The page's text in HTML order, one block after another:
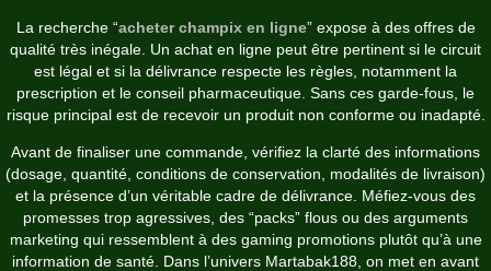
La recherche “acheter champix en ligne” expose à des offres de
qualité très inégale. Un achat en ligne peut être pertinent si le circuit
est légal et si la délivrance respecte les règles, notamment la
prescription et le conseil pharmaceutique. Sans ces garde-fous, le
risque principal est de recevoir un produit non conforme ou inadapté.
Avant de finaliser une commande, vérifiez la clarté des informations
(dosage, quantité, conditions de conservation, modalités de livraison)
et la présence d’un véritable cadre de délivrance. Méfiez-vous des
promesses trop agressives, des “packs” flous ou des arguments
marketing qui ressemblent à des gaming promotions plutôt qu’à une
information de santé. Dans l’univers Martabak188, on met en avant